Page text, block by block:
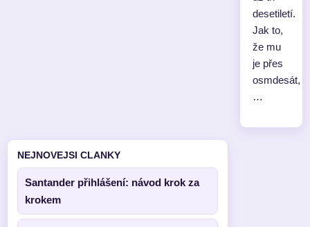
desetiletí.
Jak to,
že mu
je přes
osmdesát,
…
NEJNOVEJSI CLANKY
Santander přihlášení: návod krok za
krokem